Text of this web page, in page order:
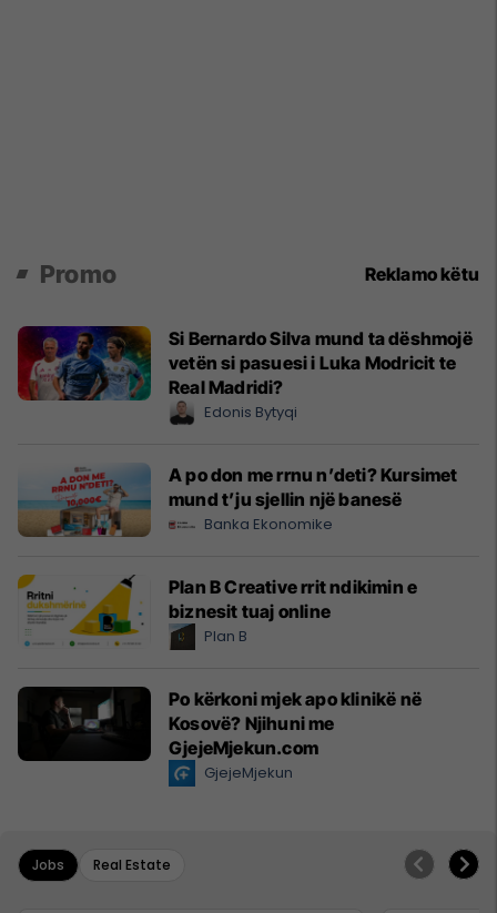
Promo Reklamo këtu
Si Bernardo Silva mund ta dëshmojë
vetën si pasuesi i Luka Modricit te
Real Madridi?
Edonis Bytyqi
A po don me rrnu n’deti? Kursimet
mund t’ju sjellin një banesë
Banka Ekonomike
Plan B Creative rrit ndikimin e
biznesit tuaj online
Plan B
Po kërkoni mjek apo klinikë në
Kosovë? Njihuni me
GjejeMjekun.com
GjejeMjekun
Jobs Real Estate